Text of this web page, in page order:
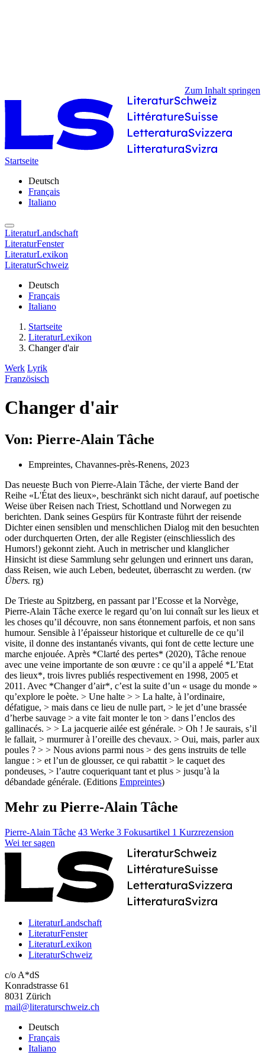
Zum Inhalt springen
Startseite
Deutsch
Français
Italiano
LiteraturLandschaft
LiteraturFenster
LiteraturLexikon
LiteraturSchweiz
Deutsch
Français
Italiano
Startseite
LiteraturLexikon
Changer d'air
Werk Lyrik
Französisch
Changer d'air
Von: Pierre-Alain Tâche
Empreintes, Chavannes-près-Renens, 2023
Das neueste Buch von Pierre-Alain Tâche, der vierte Band der
Reihe «L'État des lieux», beschränkt sich nicht darauf, auf poetische
Weise über Reisen nach Triest, Schottland und Norwegen zu
berichten. Dank seines Gespürs für Kontraste führt der reisende
Dichter einen sensiblen und menschlichen Dialog mit den besuchten
oder durchquerten Orten, der alle Register (einschliesslich des
Humors!) gekonnt zieht. Auch in metrischer und klanglicher
Hinsicht ist diese Sammlung sehr gelungen und erinnert uns daran,
dass Reisen, wie auch Leben, bedeutet, überrascht zu werden. (rw
Übers. rg)
De Trieste au Spitzberg, en passant par l’Ecosse et la Norvège,
Pierre-Alain Tâche exerce le regard qu’on lui connaît sur les lieux et
les choses qu’il découvre, non sans étonnement parfois, et non sans
humour. Sensible à l’épaisseur historique et culturelle de ce qu’il
visite, il donne des instantanés vivants, qui font de cette lecture une
marche enjouée. Après *Clarté des pertes* (2020), Tâche renoue
avec une veine importante de son œuvre : ce qu’il a appelé *L’Etat
des lieux*, trois livres publiés respectivement en 1998, 2005 et
2011. Avec *Changer d’air*, c’est la suite d’un « usage du monde »
qu’explore le poète. > Une halte > > La halte, à l’ordinaire,
défatigue, > mais dans ce lieu de nulle part, > le jet d’une brassée
d’herbe sauvage > a vite fait monter le ton > dans l’enclos des
gallinacés. > > La jacquerie ailée est générale. > Oh ! Je saurais, s’il
le fallait, > murmurer à l’oreille des chevaux. > Oui, mais, parler aux
poules ? > > Nous avions parmi nous > des gens instruits de telle
langue : > et l’un de glousser, ce qui rabattit > le caquet des
pondeuses, > l’autre coqueriquant tant et plus > jusqu’à la
débandade générale. (Editions Empreintes)
Mehr zu Pierre-Alain Tâche
Pierre-Alain Tâche 43 Werke 3 Fokusartikel 1 Kurzrezension
Wei ter sagen
LiteraturLandschaft
LiteraturFenster
LiteraturLexikon
LiteraturSchweiz
c/o A*dS
Konradstrasse 61
8031 Zürich
mail@literaturschweiz.ch
Deutsch
Français
Italiano